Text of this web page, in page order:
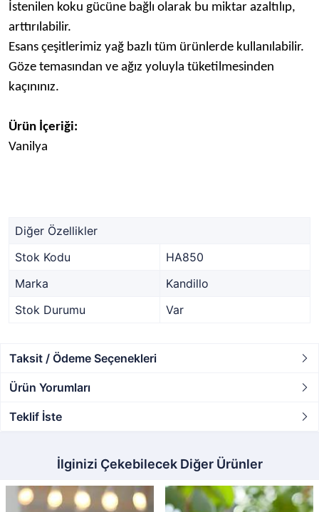
İstenilen koku gücüne bağlı olarak bu miktar azaltılıp,
arttırılabilir.
Esans çeşitlerimiz yağ bazlı tüm ürünlerde kullanılabilir.
Göze temasından ve ağız yoluyla tüketilmesinden
kaçınınız.
Ürün İçeriği:
Vanilya
Diğer Özellikler
Stok Kodu
HA850
Marka
Kandillo
Stok Durumu
Var
Taksit / Ödeme Seçenekleri
Ürün Yorumları
Teklif İste
İlginizi Çekebilecek Diğer Ürünler